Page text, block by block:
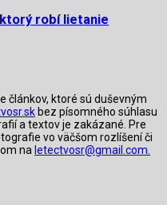
robí lietanie
článkov, ktoré sú duševným
bez písomného súhlasu
a textov je zakázané. Pre
vo väčšom rozlíšení či
na letectvosr@gmail.com.